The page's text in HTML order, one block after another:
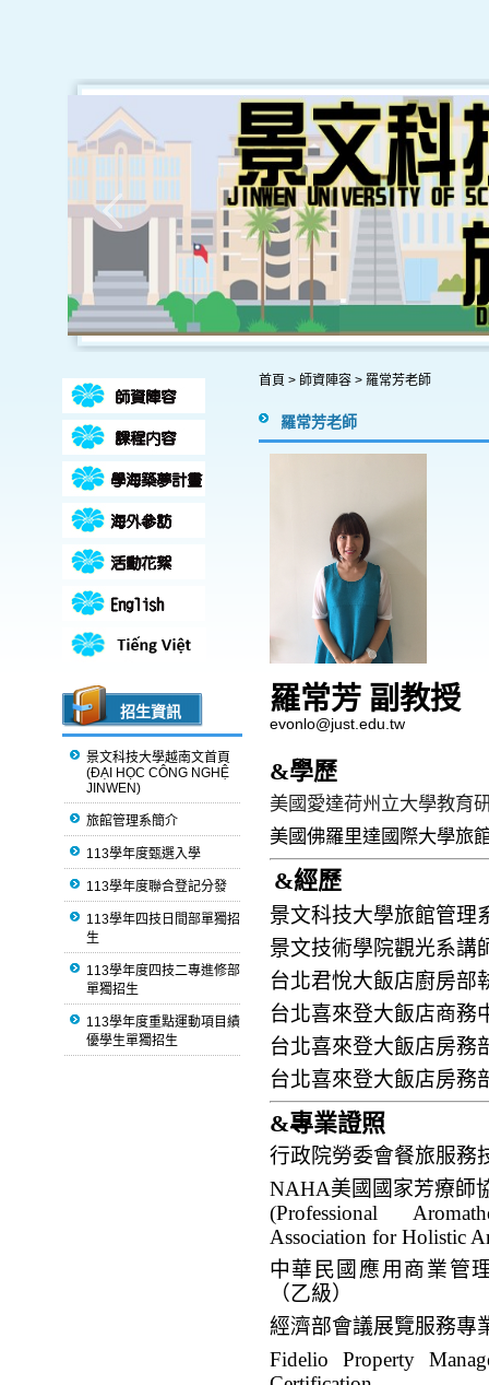
招生資訊
景文科技大學越南文首頁
(ĐẠI HỌC CÔNG NGHỆ
JINWEN)
旅館管理系簡介
113學年度甄選入學
113學年度聯合登記分發
113學年四技日間部單獨招
生
113學年度四技二專進修部
單獨招生
113學年度重點運動項目績
優學生單獨招生
首頁 > 師資陣容 > 羅常芳老師
羅常芳老師
羅常芳 副教授
evonlo@just.edu.tw
&學歷
美國愛達荷州立大學教育
美國佛羅里達國際大學旅
&經歷
景文科技大學旅館管理
景文技術學院觀光系講
台北君悅大飯店廚房部
台北喜來登大飯店商務
台北喜來登大飯店房務
台北喜來登大飯店房務
&專業證照
行政院勞委會餐旅服務
NAHA美國國家芳療師
(Professional
Association for Holistic
中華民國應用商業管
（乙級）
經濟部會議展覽服務專
Fidelio Property